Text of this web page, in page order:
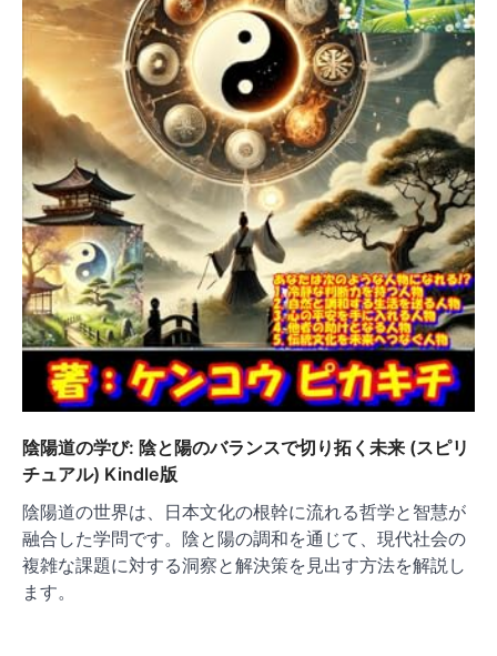
陰陽道の学び: 陰と陽のバランスで切り拓く未来 (スピリ
チュアル) Kindle版
陰陽道の世界は、日本文化の根幹に流れる哲学と智慧が
融合した学問です。陰と陽の調和を通じて、現代社会の
複雑な課題に対する洞察と解決策を見出す方法を解説し
ます。